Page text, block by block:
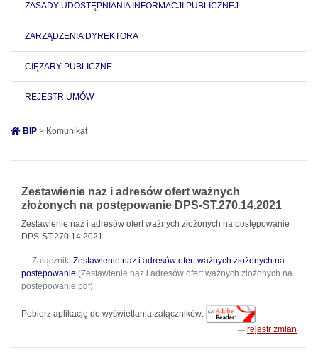
ZASADY UDOSTĘPNIANIA INFORMACJI PUBLICZNEJ
ZARZĄDZENIA DYREKTORA
CIĘŻARY PUBLICZNE
REJESTR UMÓW
BIP > Komunikat
Zestawienie naz i adresów ofert ważnych
złożonych na postępowanie DPS-ST.270.14.2021
Zestawienie naz i adresów ofert ważnych złożonych na postępowanie
DPS-ST.270.14.2021
Załącznik: Zestawienie naz i adresów ofert ważnych złożonych na
postępowanie (Zestawienie naz i adresów ofert ważnych złożonych na
postępowanie.pdf)
Pobierz aplikację do wyświetlania załączników:
rejestr zmian